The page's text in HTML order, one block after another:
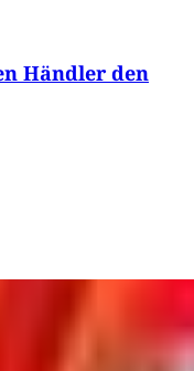
Händler den